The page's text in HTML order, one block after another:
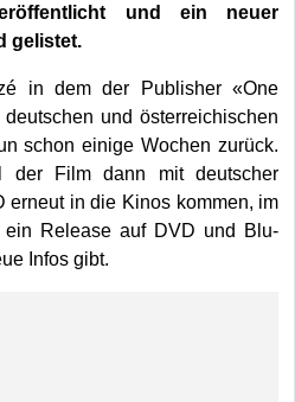
und ein neuer
gelistet.
in dem der Publisher «One
und österreichischen
schon einige Wochen zurück.
der Film dann mit deutscher
erneut in die Kinos kommen, im
ein Release auf DVD und Blu-
Infos gibt.